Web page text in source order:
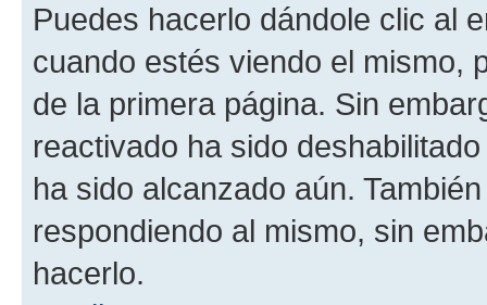
Puedes hacerlo dándole clic al
cuando estés viendo el mismo,
de la primera página. Sin
reactivado ha sido
ha sido alcanzado aún.
respondiendo al mismo, sin
hacerlo.